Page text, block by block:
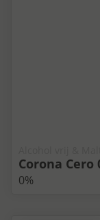
Corona Cero
0%